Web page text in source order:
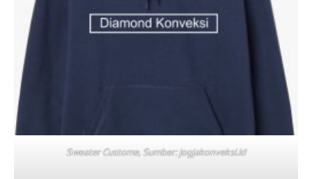
Sweater Custome, Sumber: jogjakonveksi.id